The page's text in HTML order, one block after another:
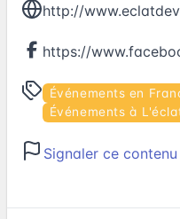
http://
Événements en
Événements à
Signaler ce contenu